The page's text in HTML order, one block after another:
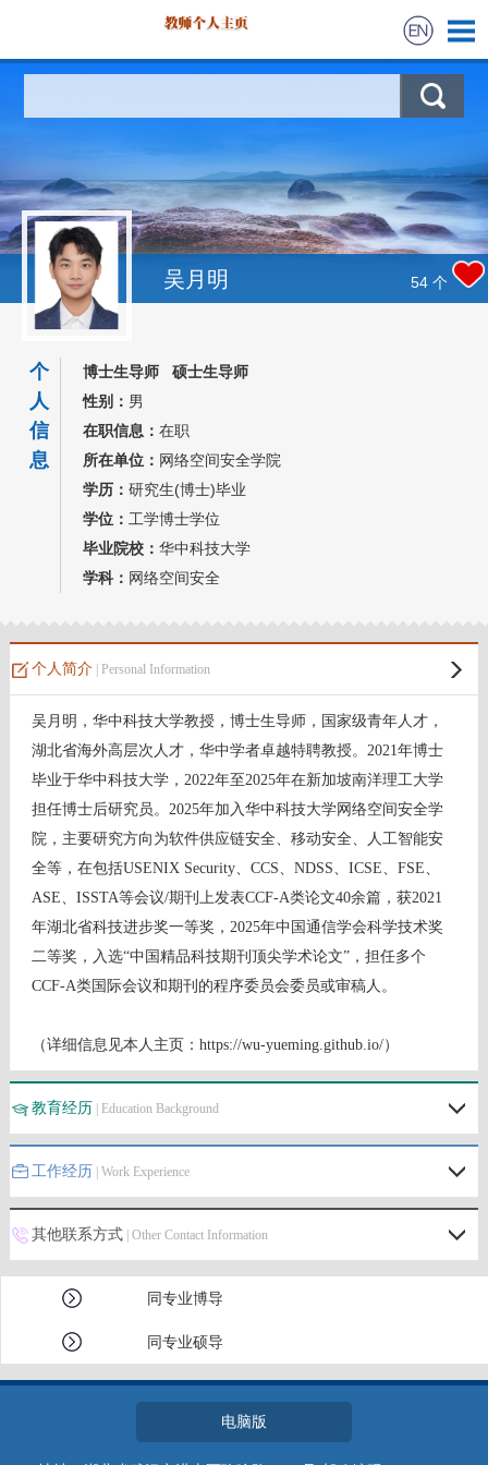
科学研究
教学研究
获奖信息
招生信息
学生信息
我的相册
教师博客
吴月明 54 个
个
人
信
息
博士生导师 硕士生导师
性别： 男
在职信息： 在职
所在单位： 网络空间安全学院
学历： 研究生(博士)毕业
学位： 工学博士学位
毕业院校： 华中科技大学
学科： 网络空间安全
个人简介| Personal Information
吴月明，华中科技大学教授，博士生导师，国家级青年人才，
湖北省海外高层次人才，华中学者卓越特聘教授。2021年博士
毕业于华中科技大学，2022年至2025年在新加坡南洋理工大学
担任博士后研究员。2025年加入华中科技大学网络空间安全学
院，主要研究方向为软件供应链安全、移动安全、人工智能安
全等，在包括USENIX Security、CCS、NDSS、ICSE、FSE、
ASE、ISSTA等会议/期刊上发表CCF-A类论文40余篇，获2021
年湖北省科技进步奖一等奖，2025年中国通信学会科学技术奖
二等奖，入选“中国精品科技期刊顶尖学术论文”，担任多个
CCF-A类国际会议和期刊的程序委员会委员或审稿人。
（详细信息见本人主页：https://wu-yueming.github.io/）
教育经历 | Education Background
工作经历 | Work Experience
其他联系方式| Other Contact Information
同专业博导
同专业硕导
电脑版